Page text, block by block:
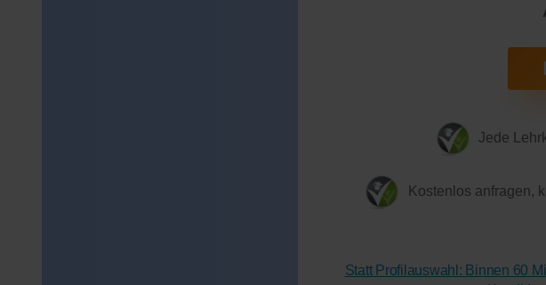
Jede
Kostenlos anfragen,
Statt Profilauswahl: Binnen 60